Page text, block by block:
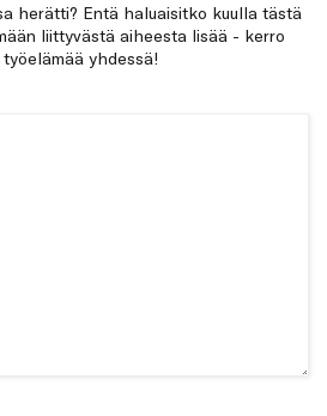
herätti? Entä haluaisitko kuulla tästä
liittyvästä aiheesta lisää - kerro
yhdessä!